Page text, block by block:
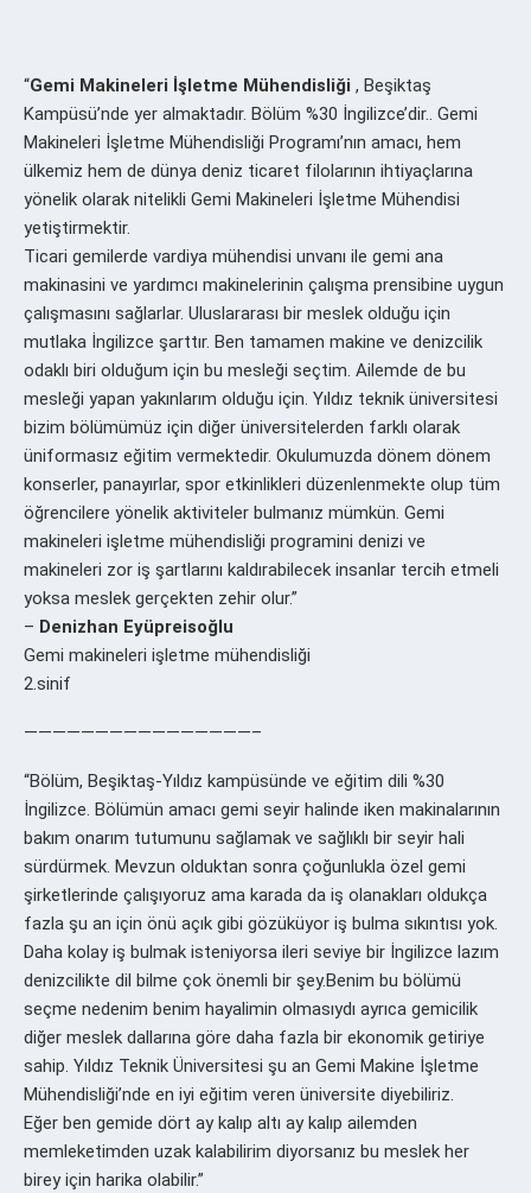
“Gemi Makineleri İşletme Mühendisliği , Beşiktaş
Kampüsü’nde yer almaktadır. Bölüm %30 İngilizce’dir.. Gemi
Makineleri İşletme Mühendisliği Programı’nın amacı, hem
ülkemiz hem de dünya deniz ticaret filolarının ihtiyaçlarına
yönelik olarak nitelikli Gemi Makineleri İşletme Mühendisi
yetiştirmektir.
Ticari gemilerde vardiya mühendisi unvanı ile gemi ana
makinasini ve yardımcı makinelerinin çalışma prensibine uygun
çalışmasını sağlarlar. Uluslararası bir meslek olduğu için
mutlaka İngilizce şarttır. Ben tamamen makine ve denizcilik
odaklı biri olduğum için bu mesleği seçtim. Ailemde de bu
mesleği yapan yakınlarım olduğu için. Yıldız teknik üniversitesi
bizim bölümümüz için diğer üniversitelerden farklı olarak
üniformasız eğitim vermektedir. Okulumuzda dönem dönem
konserler, panayırlar, spor etkinlikleri düzenlenmekte olup tüm
öğrencilere yönelik aktiviteler bulmanız mümkün. Gemi
makineleri işletme mühendisliği programini denizi ve
makineleri zor iş şartlarını kaldırabilecek insanlar tercih etmeli
yoksa meslek gerçekten zehir olur.”
– Denizhan Eyüpreisoğlu
Gemi makineleri işletme mühendisliği
2.sinif
————————————————–
“Bölüm, Beşiktaş-Yıldız kampüsünde ve eğitim dili %30
İngilizce. Bölümün amacı gemi seyir halinde iken makinalarının
bakım onarım tutumunu sağlamak ve sağlıklı bir seyir hali
sürdürmek. Mevzun olduktan sonra çoğunlukla özel gemi
şirketlerinde çalışıyoruz ama karada da iş olanakları oldukça
fazla şu an için önü açık gibi gözüküyor iş bulma sıkıntısı yok.
Daha kolay iş bulmak isteniyorsa ileri seviye bir İngilizce lazım
denizcilikte dil bilme çok önemli bir şey.Benim bu bölümü
seçme nedenim benim hayalimin olmasıydı ayrıca gemicilik
diğer meslek dallarına göre daha fazla bir ekonomik getiriye
sahip. Yıldız Teknik Üniversitesi şu an Gemi Makine İşletme
Mühendisliği’nde en iyi eğitim veren üniversite diyebiliriz.
Eğer ben gemide dört ay kalıp altı ay kalıp ailemden
memleketimden uzak kalabilirim diyorsanız bu meslek her
birey için harika olabilir.”